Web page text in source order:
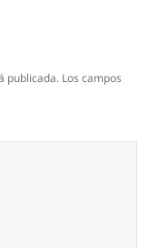
publicada. Los campos